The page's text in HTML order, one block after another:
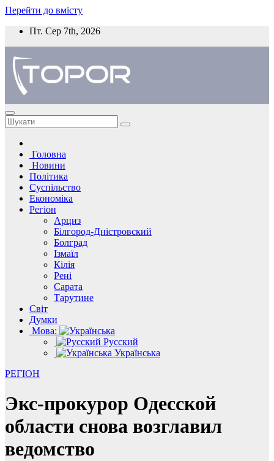
Перейти до вмісту
Пт. Сер 7th, 2026
Головна
Новини
Політика
Суспільство
Економіка
Регіон
Арциз
Білгород-Дністровский
Болград
Ізмаїл
Кілія
Рені
Сарата
Тарутине
Світ
Думки
Мова:
Русский
Українська
РЕГІОН
Экс-прокурор Одесской
области снова возглавил
ведомство